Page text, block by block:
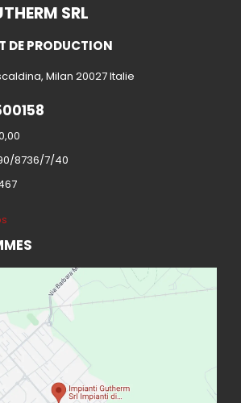
SRL
DE PRODUCTION
Milan 20027 Italie
8736/7/40